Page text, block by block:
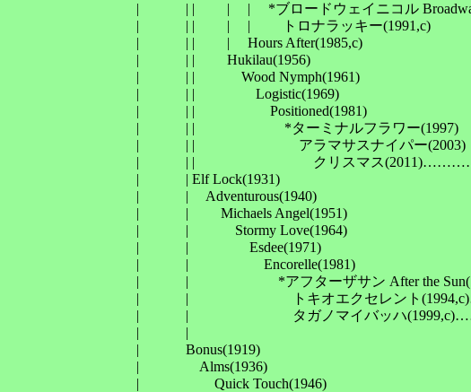
| 　　　| | 　　| 　| 　*ブロードウェイニコル Broadway
| 　　　| | 　　| 　| 　　トロナラッキー(1991,c)
| 　　　| | 　　| 　Hours After(1985,c)
| 　　　| | 　　Hukilau(1956)
| 　　　| | 　　　Wood Nymph(1961)
| 　　　| | 　　　　Logistic(1969)
| 　　　| | 　　　　　Positioned(1981)
| 　　　| | 　　　　　　*ターミナルフラワー(1997)
| 　　　| | 　　　　　　　アラマサスナイパー(2003)
| 　　　| | 　　　　　　　　クリスマス
| 　　　| Elf Lock(1931)
| 　　　| 　Adventurous(1940)
| 　　　| 　　Michaels Angel(1951)
| 　　　| 　　　Stormy Love(1964)
| 　　　| 　　　　Esdee(1971)
| 　　　| 　　　　　Encorelle(1981)
| 　　　| 　　　　　　*アフターザサン After the
| 　　　| 　　　　　　　トキオエクセレント
| 　　　| 　　　　　　　タガノマイバッハ
| 　　　| 　　　　　　　　　　　　　　　　　　　　　　
| 　　　Bonus(1919)
| 　　　　Alms(1936)
| 　　　　　Quick Touch(1946)